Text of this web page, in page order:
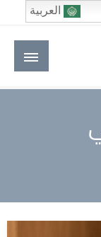
العربي
العربية